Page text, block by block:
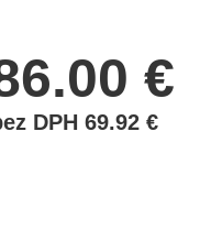
€
DPH 69.92€